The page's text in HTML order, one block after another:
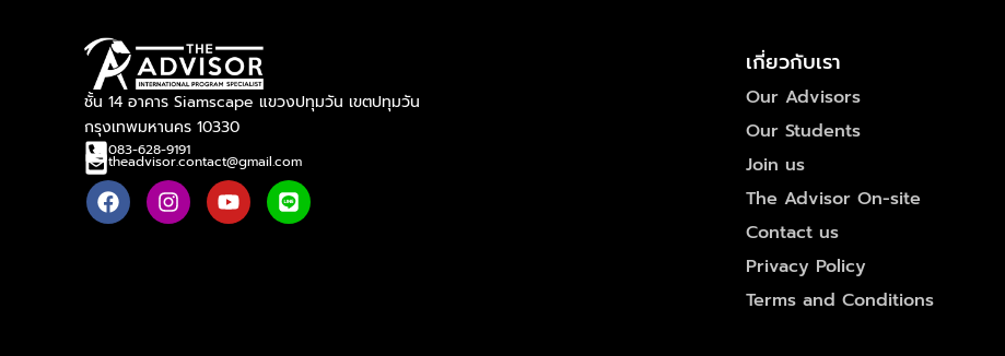
ชั้น 14 อาคาร Siamscape แขวงปทุมวัน เขตปทุมวัน
กรุงเทพมหานคร 10330
083-628-9191
theadvisor.contact@gmail.com
เกี่ยวกับเรา
Our Advisors
Our Students
Join us
The Advisor On-site
Contact us
Privacy Policy
Terms and Conditions